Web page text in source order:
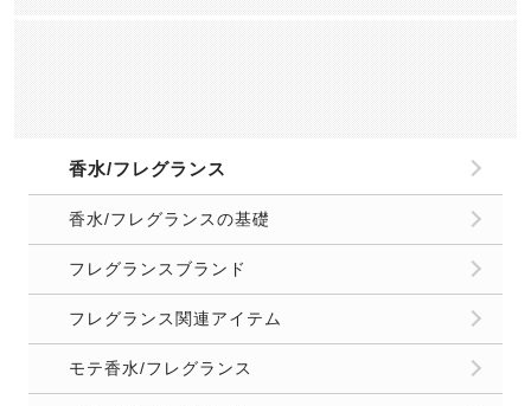
香水/フレグランス
香水/フレグランスの基礎
フレグランスブランド
フレグランス関連アイテム
モテ香水/フレグランス